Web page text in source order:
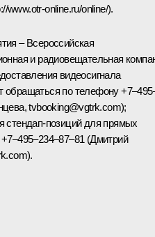
www.otr-online.ru/online/).
– Всероссийская
и радиовещательная
видеосигнала
обращаться по телефону
tvbooking@vgtrk.com);
стендап-позиций для прямых
(Дмитрий